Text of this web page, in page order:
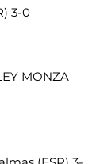
3-0
MONZA